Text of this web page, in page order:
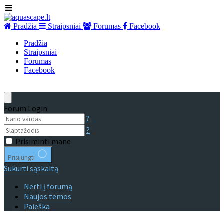
Pradžia Straipsniai Forumas
Facebook
Pradžia
Straipsniai
Forumas
Facebook
Forum Login
?
?
Prisiminti mane
Prisijungti
Sukurti sąskaitą
Nerti į forumą
Naujos temos
Paieška